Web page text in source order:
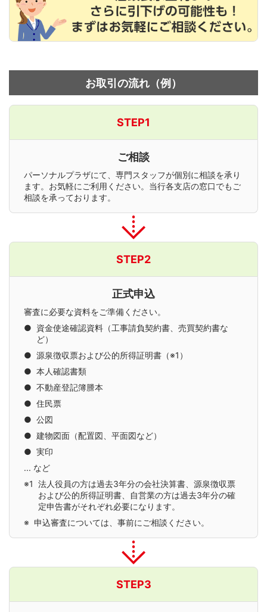
お取引の流れ（例）
STEP1
ご相談
パーソナルプラザにて、専門スタッフが個別に相談を承り
ます。お気軽にご利用ください。当行各支店の窓口でもご
相談を承っております。
STEP2
正式申込
審査に必要な資料をご準備ください。
● 資金使途確認資料 （工事請負契約書、売買契約書な
ど）
● 源泉徴収票および公的所得証明書（※1）
● 本人確認書類
● 不動産登記簿謄本
● 住民票
● 公図
● 建物図面（配置図、平面図など）
● 実印
... など
※1 法人役員の方は過去3年分の会社決算書、源泉徴収票
および公的所得証明書、自営業の方は過去3年分の確
定申告書がそれぞれ必要になります。
※ 申込審査については、事前にご相談ください。
STEP3